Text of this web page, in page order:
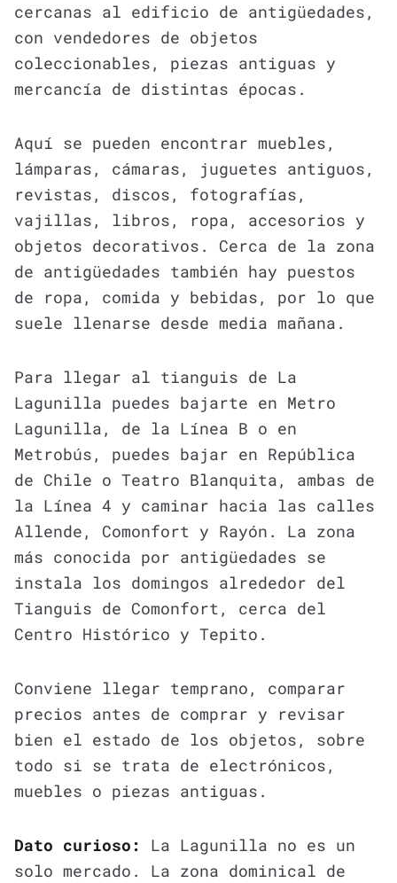
cercanas al edificio de antigüedades,
con vendedores de objetos
coleccionables, piezas antiguas y
mercancía de distintas épocas.
Aquí se pueden encontrar muebles,
lámparas, cámaras, juguetes antiguos,
revistas, discos, fotografías,
vajillas, libros, ropa, accesorios y
objetos decorativos. Cerca de la zona
de antigüedades también hay puestos
de ropa, comida y bebidas, por lo que
suele llenarse desde media mañana.
Para llegar al tianguis de La
Lagunilla puedes bajarte en Metro
Lagunilla, de la Línea B o en
Metrobús, puedes bajar en República
de Chile o Teatro Blanquita, ambas de
la Línea 4 y caminar hacia las calles
Allende, Comonfort y Rayón. La zona
más conocida por antigüedades se
instala los domingos alrededor del
Tianguis de Comonfort, cerca del
Centro Histórico y Tepito.
Conviene llegar temprano, comparar
precios antes de comprar y revisar
bien el estado de los objetos, sobre
todo si se trata de electrónicos,
muebles o piezas antiguas.
Dato curioso:
La Lagunilla no es un
solo mercado. La zona dominical de